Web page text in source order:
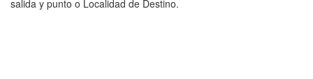
salida y punto o Localidad de Destino.